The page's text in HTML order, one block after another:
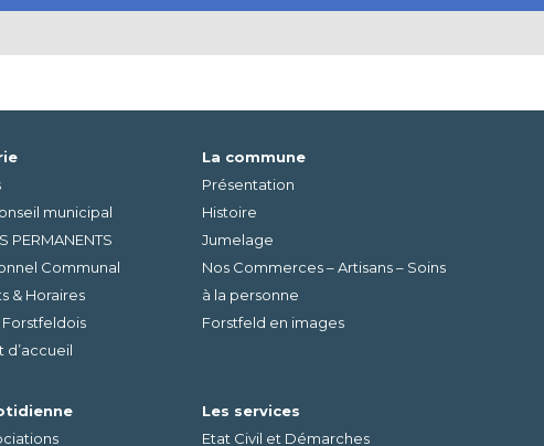
municipal
PERMANENTS
Communal
& Horaires
d’accueil
La commune
Présentation
Histoire
Jumelage
Nos Commerces – Artisans – Soins
à la personne
Forstfeld en images
Les services
Etat Civil et Démarches